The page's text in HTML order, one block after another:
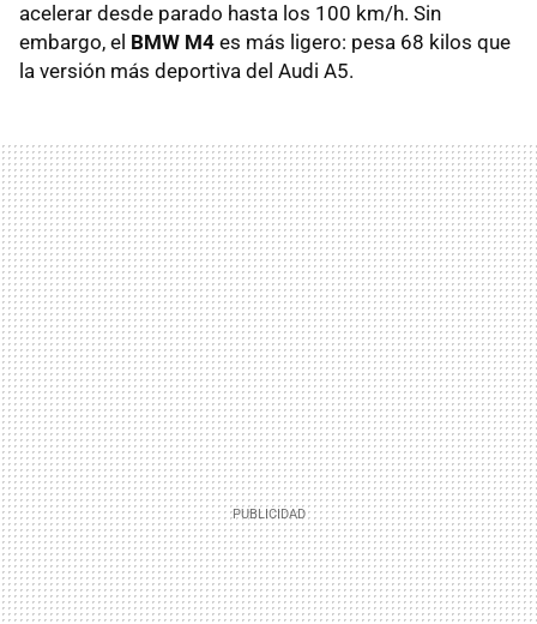
acelerar desde parado hasta los 100 km/h. Sin
embargo, el BMW M4 es más ligero: pesa 68 kilos que
la versión más deportiva del Audi A5.